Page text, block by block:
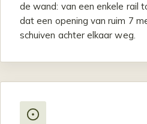
de wand: van een enkele rail
dat een opening van ruim 7
schuiven achter elkaar weg.